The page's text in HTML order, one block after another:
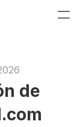
de